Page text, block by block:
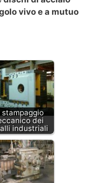
vivo e a mutuo
stampaggio
dei
industriali